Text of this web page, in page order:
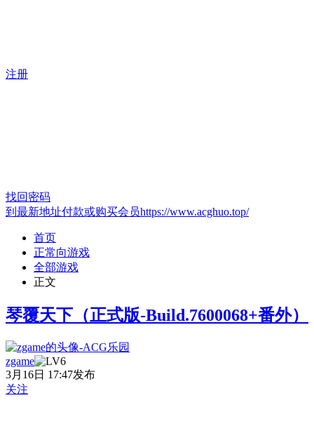
注册
找回密码
到最新地址付款或购买会员https://www.acghuo.top/
首页
正常向游戏
全部游戏
正文
琴覆天下（正式版-Build.7600068+番外）
zgame
3月16日 17:47发布
关注